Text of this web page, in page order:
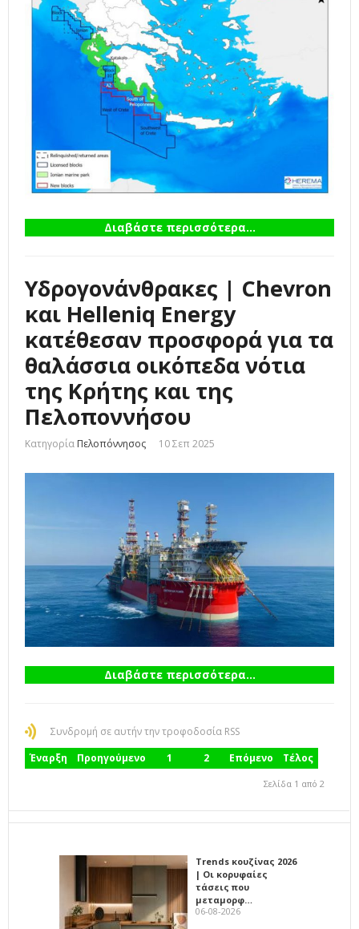
Διαβάστε περισσότερα...
Υδρογονάνθρακες | Chevron
και Helleniq Energy
κατέθεσαν προσφορά για τα
θαλάσσια οικόπεδα νότια
της Κρήτης και της
Πελοποννήσου
Κατηγορία Πελοπόννησος 10 Σεπ 2025
Διαβάστε περισσότερα...
Συνδρομή σε αυτήν την τροφοδοσία RSS
Έναρξη
Προηγούμενο 1 2 Επόμενο Τέλος
Σελίδα 1 από 2
Trends κουζίνας 2026
| Οι κορυφαίες
τάσεις που
μεταμορφ…
06-08-2026